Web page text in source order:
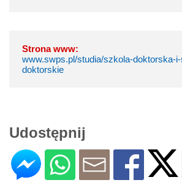
Strona www:
www.swps.pl/studia/szkola-doktorska-
doktorskie
Udostępnij